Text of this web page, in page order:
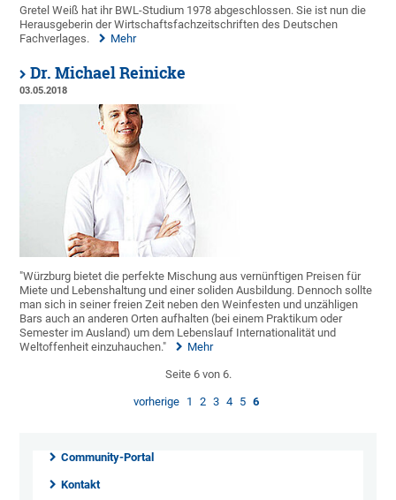
Gretel Weiß hat ihr BWL-Studium 1978 abgeschlossen. Sie ist nun die
Herausgeberin der Wirtschaftsfachzeitschriften des Deutschen
Fachverlages.
Mehr
Dr. Michael Reinicke
03.05.2018
"Würzburg bietet die perfekte Mischung aus vernünftigen Preisen für
Miete und Lebenshaltung und einer soliden Ausbildung. Dennoch sollte
man sich in seiner freien Zeit neben den Weinfesten und unzähligen
Bars auch an anderen Orten aufhalten (bei einem Praktikum oder
Semester im Ausland) um dem Lebenslauf Internationalität und
Weltoffenheit einzuhauchen."
Mehr
Seite 6 von 6.
vorherige 1 2 3 4 5 6
Community-Portal
Kontakt